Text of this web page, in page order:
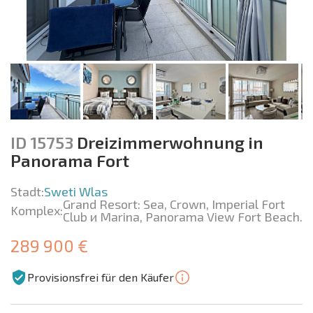
ID 15753 Dreizimmerwohnung in
Panorama Fort
Stadt:Sweti Wlas
Komplex:Grand Resort: Sea, Crown, Imperial Fort
Club и Marina, Panorama View Fort Beach.
289 900 €
Provisionsfrei für den Käufer